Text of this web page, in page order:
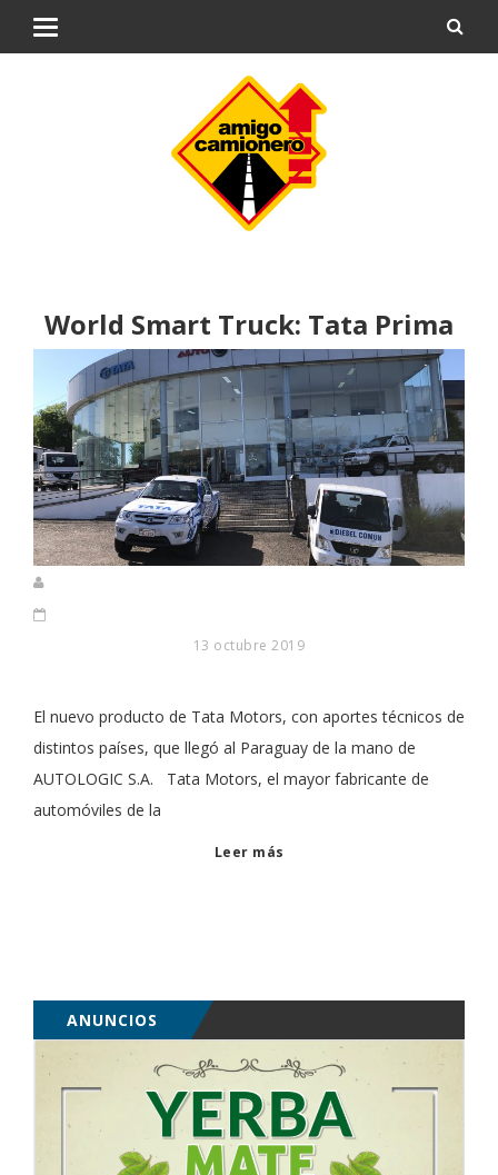
World Smart Truck: Tata Prima
13 octubre 2019
El nuevo producto de Tata Motors, con aportes técnicos de
distintos países, que llegó al Paraguay de la mano de
AUTOLOGIC S.A. Tata Motors, el mayor fabricante de
automóviles de la
Leer más
ANUNCIOS